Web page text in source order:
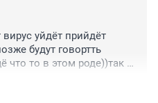
уйдёт прийдёт
будут говортть
что то в этом роде))так